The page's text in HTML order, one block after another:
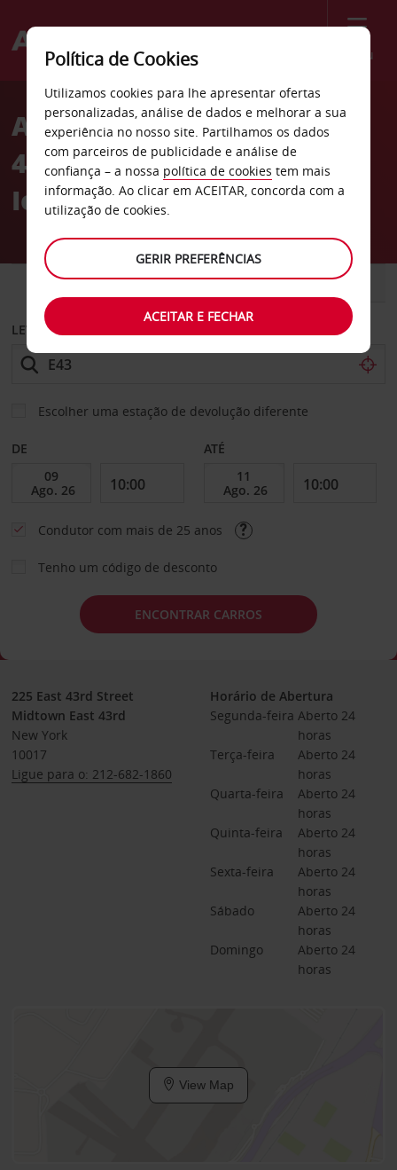
Menu
Welcome
AvisAluguer de carros East
43rd Street em Nova
Iorque
CARRO COMERCIAIS
LEVANTAR EM
Escolher uma estação de devolução diferente
DE ATÉ
Condutor com mais de 25 anos
Tenho um código de desconto
ENCONTRAR CARROS
225 East 43rd Street
Midtown East 43rd
New York
10017
Ligue para o: 212-682-1860
Horário de Abertura
Segunda-feira Aberto 24
horas
Terça-feira
Aberto 24
horas
Quarta-feira
Aberto 24
horas
Quinta-feira
Aberto 24
horas
Sexta-feira
Aberto 24
horas
Sábado
Aberto 24
horas
Domingo
Aberto 24
horas
View Map
Política de Cookies
Utilizamos cookies para lhe apresentar ofertas
personalizadas, análise de dados e melhorar a sua
experiência no nosso site. Partilhamos os dados
com parceiros de publicidade e análise de
confiança – a nossa política de cookies tem mais
informação. Ao clicar em ACEITAR, concorda com a
utilização de cookies.
GERIR PREFERÊNCIAS
ACEITAR E FECHAR